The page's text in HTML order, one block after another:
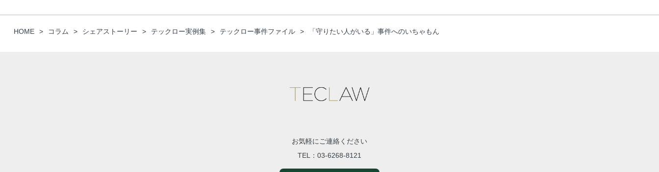
HOME コラム シェアストーリー テックロー実例集 テックロー事件ファイル 「守りたい人がいる」事件へのいちゃもん
お気軽にご連絡ください
TEL： 03-6268-8121